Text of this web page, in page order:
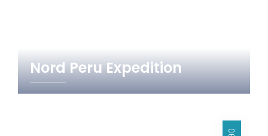
Nord Peru Expedition